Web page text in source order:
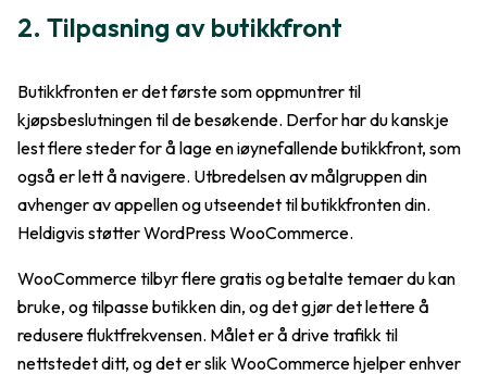
2. Tilpasning av butikkfront
Butikkfronten er det første som oppmuntrer til
kjøpsbeslutningen til de besøkende. Derfor har du kanskje
lest flere steder for å lage en iøynefallende butikkfront, som
også er lett å navigere. Utbredelsen av målgruppen din
avhenger av appellen og utseendet til butikkfronten din.
Heldigvis støtter WordPress WooCommerce.
WooCommerce tilbyr flere gratis og betalte temaer du kan
bruke, og tilpasse butikken din, og det gjør det lettere å
redusere fluktfrekvensen. Målet er å drive trafikk til
nettstedet ditt, og det er slik WooCommerce hjelper enhver